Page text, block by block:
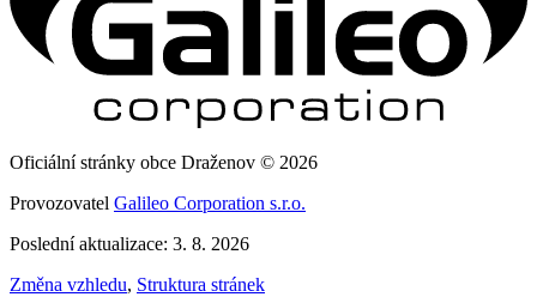
Oficiální stránky obce Draženov © 2026
Provozovatel Galileo Corporation s.r.o.
Poslední aktualizace: 3. 8. 2026
Změna vzhledu, Struktura stránek